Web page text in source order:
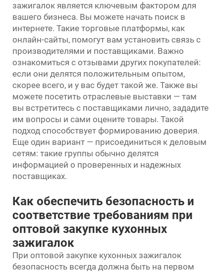
зажигалок является ключевым фактором для
вашего бизнеса. Вы можете начать поиск в
интернете. Такие торговые платформы, как
онлайн-сайты, помогут вам установить связь с
производителями и поставщиками. Важно
ознакомиться с отзывами других покупателей:
если они делятся положительным опытом,
скорее всего, и у вас будет такой же. Также вы
можете посетить отраслевые выставки — там
вы встретитесь с поставщиками лично, зададите
им вопросы и сами оцените товары. Такой
подход способствует формированию доверия.
Еще один вариант — присоединиться к деловым
сетям: такие группы обычно делятся
информацией о проверенных и надежных
поставщиках.
Как обеспечить безопасность и
соответствие требованиям при
оптовой закупке кухонных
зажигалок
При оптовой закупке кухонных зажигалок
безопасность всегда должна быть на первом